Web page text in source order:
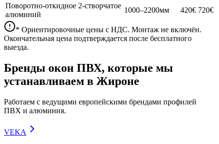
Поворотно-откидное 2-створчатое
алюминий
1000–2200мм 420€ 720€
* Ориентировочные цены с НДС. Монтаж не включён.
Окончательная цена подтверждается после бесплатного
выезда.
Бренды окон ПВХ, которые мы
устанавливаем в Жироне
Работаем с ведущими европейскими брендами профилей
ПВХ и алюминия.
VEKA